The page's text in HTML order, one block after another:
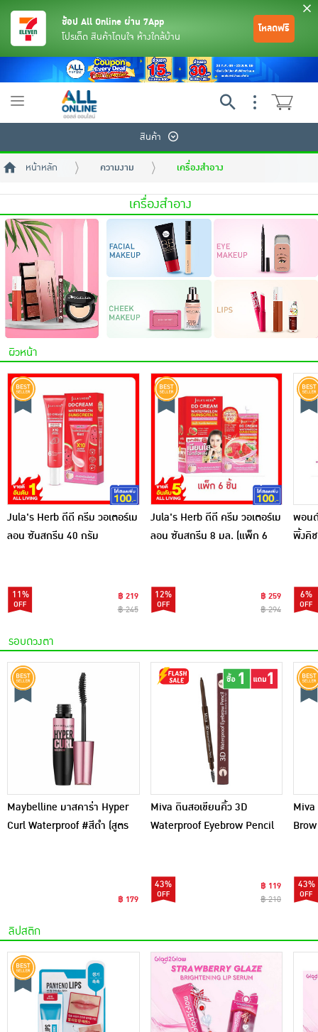
ย้อนกลับ
เครื่องดื่มและผงชงดื่ม
เครื่องปรุงรสและของแห้ง
ขนมขบเคี้ยว และช็อคโกแลต
อาหารสด ผัก ผลไม้และเบเกอรี่
ย้อนกลับ
ย้อนกลับ
ย้อนกลับ
ย้อนกลับ
ย้อนกลับ
ย้อนกลับ
ย้อนกลับ
มือถือ
ย้อนกลับ
ย้อนกลับ
พระเครื่อง test pop
ย้อนกลับ
ช้อป All Online ผ่าน 7App
โปรเด็ด สินค้าโดนใจ ห้างใกล้บ้าน
โหลดฟรี
Toggle
สินค้า
หน้าหลัก ความงาม เครื่องสำอาง
เครื่องสำอาง
ผิวหน้า
Jula's Herb ดีดี ครีม วอเตอร์เม
ลอน ซันสกรีน 40 กรัม
11%
฿ 219
฿ 245
Jula's Herb ดีดี ครีม วอเตอร์เม
ลอน ซันสกรีน 8 มล. (แพ็ก 6
12%
฿ 259
฿ 294
พอน
พิ้งคิ
6%
รอบดวงตา
Maybelline มาสคาร่า Hyper
Curl Waterproof #สีดำ (สูตร
฿ 179
Miva ดินสอเขียนคิ้ว 3D
Waterproof Eyebrow Pencil
43%
฿ 119
฿ 210
43%
ลิปสติก